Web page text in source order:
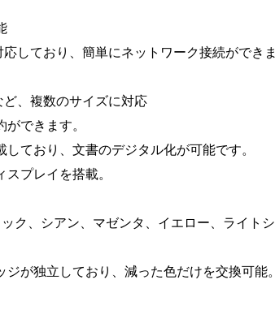
しており、簡単にネットワーク接続ができま
、複数のサイズに対応
できます。
ており、文書のデジタル化が可能です。
プレイを搭載。
ク、シアン、マゼンタ、イエロー、ライトシ
が独立しており、減った色だけを交換可能。